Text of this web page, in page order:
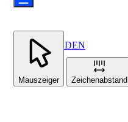
ANMELDEN
Mauszeiger Zeichenabstand